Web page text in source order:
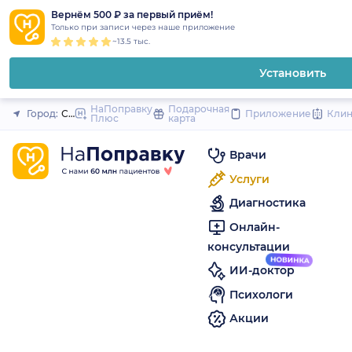
Вернём 500 ₽ за первый приём!
Только при записи через наше приложение
~13.5 тыс.
Установить
Закрыть
Город: Санкт-Петербург
НаПоправку
Плюс
Подарочная
карта
Приложение
Врачи
Услуги
Диагностика
Онлайн-
консультации
ИИ-доктор
Психологи
Акции